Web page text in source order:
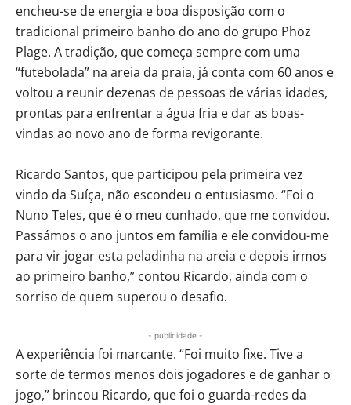
encheu-se de energia e boa disposição com o
tradicional primeiro banho do ano do grupo Phoz
Plage. A tradição, que começa sempre com uma
“futebolada” na areia da praia, já conta com 60 anos e
voltou a reunir dezenas de pessoas de várias idades,
prontas para enfrentar a água fria e dar as boas-
vindas ao novo ano de forma revigorante.
Ricardo Santos, que participou pela primeira vez
vindo da Suíça, não escondeu o entusiasmo. “Foi o
Nuno Teles, que é o meu cunhado, que me convidou.
Passámos o ano juntos em família e ele convidou-me
para vir jogar esta peladinha na areia e depois irmos
ao primeiro banho,” contou Ricardo, ainda com o
sorriso de quem superou o desafio.
- publicidade -
A experiência foi marcante. “Foi muito fixe. Tive a
sorte de termos menos dois jogadores e de ganhar o
jogo,” brincou Ricardo, que foi o guarda-redes da